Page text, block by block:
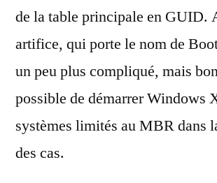
de la table principale en GUID.
artifice, qui porte le nom de
un peu plus compliqué, mais
possible de démarrer Windows
systèmes limités au MBR dans
des cas.